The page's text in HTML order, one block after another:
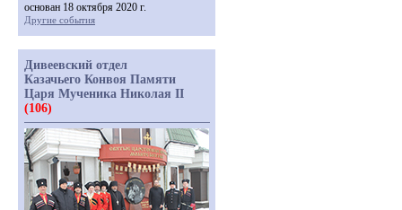
основан 18 октября 2020 г.
Другие события
Дивеевский отдел
Казачьего Конвоя Памяти
Царя Мученика Николая II
(106)